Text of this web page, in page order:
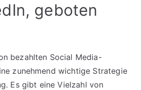
geboten
bezahlten Social Media-
zunehmend wichtige Strategie
Es gibt eine Vielzahl von